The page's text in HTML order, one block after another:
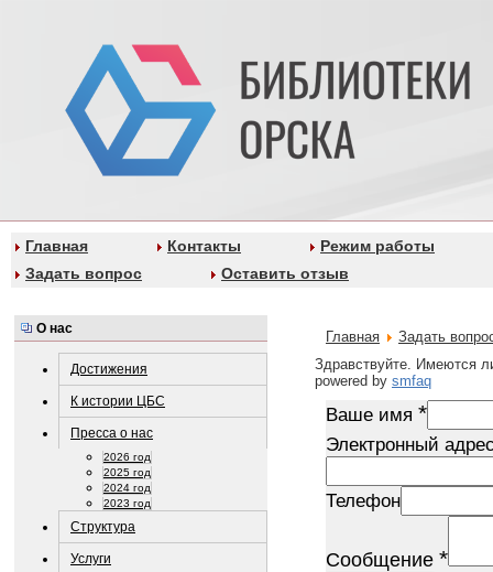
Главная Контакты
Режим работы
Задать вопрос
Оставить отзыв
О нас
Достижения
К истории ЦБС
Пресса о нас
2026 год
2025 год
2024 год
2023 год
Структура
Услуги
Главная
Задать
Здравствуйте. Имеются
powered by smfaq
Ваше имя *
Электронный
Телефон
Сообщение *